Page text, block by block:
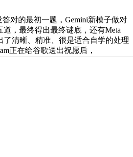
答对的最初一题，Gemini新模子做对
，最终得出最终谜底，还有Meta
了清晰、精准、很是适合自学的处理
正在给谷歌送出祝愿后，